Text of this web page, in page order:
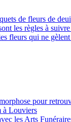
de fleurs de
les règles à
fleurs qui ne gèlent
pour
à Louviers
les Arts